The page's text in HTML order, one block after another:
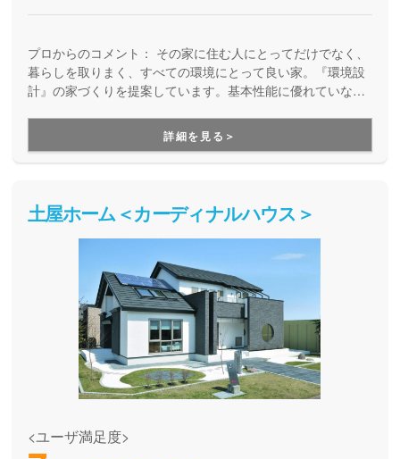
プロからのコメント： その家に住む人にとってだけでなく、
暮らしを取りまく、すべての環境にとって良い家。『環境設
計』の家づくりを提案しています。基本性能に優れていなが
で、そしてエコな住宅を提供しています。
詳細を見る＞
土屋ホーム＜カーディナルハウス＞
<ユーザ満足度>